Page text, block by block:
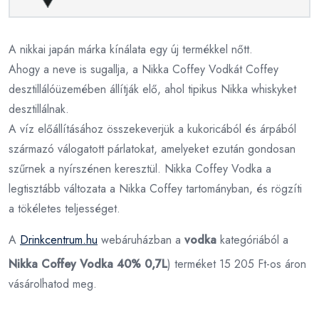
A nikkai japán márka kínálata egy új termékkel nőtt.
Ahogy a neve is sugallja, a Nikka Coffey Vodkát Coffey
desztillálóüzemében állítják elő, ahol tipikus Nikka whiskyket
desztillálnak.
A víz előállításához összekeverjük a kukoricából és árpából
származó válogatott párlatokat, amelyeket ezután gondosan
szűrnek a nyírszénen keresztül. Nikka Coffey Vodka a
legtisztább változata a Nikka Coffey tartományban, és rögzíti
a tökéletes teljességet.
A Drinkcentrum.hu webáruházban a vodka kategóriából a
Nikka Coffey Vodka 40% 0,7L) terméket 15 205 Ft-os áron
vásárolhatod meg.